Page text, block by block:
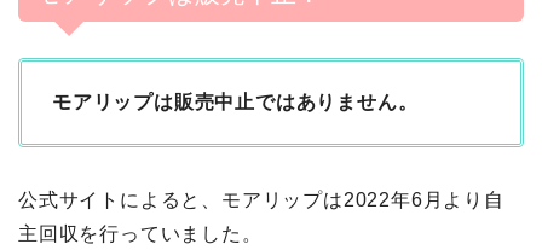
モアリップは販売中止ではありません。
公式サイトによると、モアリップは2022年6月より自
主回収を行っていました。